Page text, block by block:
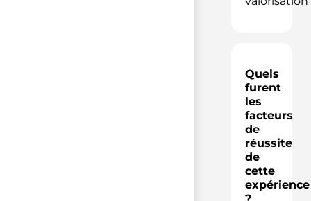
Quels
furent
les
facteurs
de
réussite
de
cette
expérience